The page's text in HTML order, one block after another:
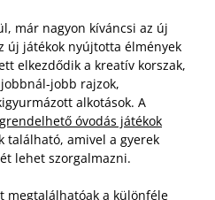
már nagyon kíváncsi az új
új játékok nyújtotta élmények
elkezdődik a kreatív korszak,
jobb rajzok,
alkotások. A
óvodás játékok
található, amivel a gyerek
lehet szorgalmazni.
megtalálhatóak a különféle